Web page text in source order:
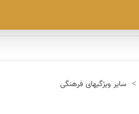
سایر ویژگیهای فرهنگی